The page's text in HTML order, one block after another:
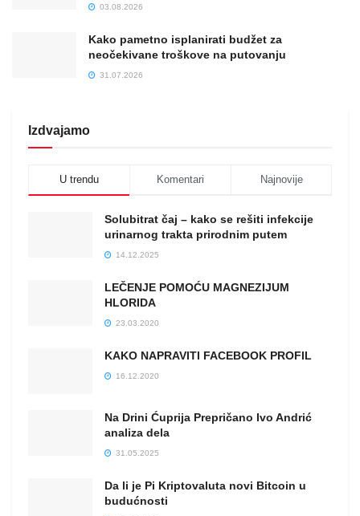
03.08.2026
Kako pametno isplanirati budžet za
neočekivane troškove na putovanju
31.07.2026
Izdvajamo
U trendu Komentari Najnovije
Solubitrat čaj – kako se rešiti infekcije
urinarnog trakta prirodnim putem
14.12.2025
LEČENJE POMOĆU MAGNEZIJUM
HLORIDA
23.03.2020
KAKO NAPRAVITI FACEBOOK PROFIL
16.12.2020
Na Drini Ćuprija Prepričano Ivo Andrić
analiza dela
31.05.2025
Da li je Pi Kriptovaluta novi Bitcoin u
budućnosti